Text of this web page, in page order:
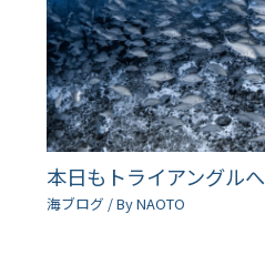
本日もトライアングルへ
海ブログ / ByNAOTO